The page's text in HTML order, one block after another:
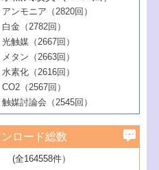
化触媒の開発
123回触媒討論会（2019年・大阪
級アルカンの有効利用のための触
119回触媒討論会（2017年・首都
京）
媒研究の最先端～とびたて若き研究
ち～（2）
媒研究の最先端～とびたて若き研究
～（3）
オニクス材料と燃料電池・電解合成
新の研究動向
117回触媒討論会（2016年・大阪府
）
アシェル構造の制御による触媒機能
業触媒およびその周辺技術の最近の
ノシート
第115回触媒討論会（2015年・成蹊大
向
工光合成に向けた近年のアプローチ
利用熱エネルギーの有効活用に貢献
触媒技術
リオキソメタレート
113回触媒討論会（2014年・ロワジ
テル豊橋）
ビングラジカル重合の最近の動向
然ガスの化学工業的展開に関する触
金属触媒の精密構造制御とその活用
イオマス化成品製造のための固体触
ノ空間─吸着状態解析から新機能開拓
111回触媒討論会（2013年・関西大
109回触媒討論会
金属低減技術の最新動向
金属代替技術の最新動向
触媒による物質変換反応の新展開
ラフェン
素を利用する化成品合成の新潮流
属学から見る合金触媒の新展開
107回触媒討論会
媒のその場観察法の進歩（１）
媒のその場観察法の進歩（２）
活性結合の触媒的活性化による有機
しい固体酸触媒技術
オライト合成における最近の進歩
（2010年）
媒の劣化対策と長寿命触媒開発
105回触媒討論会
ノ構造が拓く新機能
性サイトおよびその環境の精密な設
よる触媒の高機能化
媒を有効に使うための技術
機分子触媒による精密有機合成
素材料－熱い注目を集める材料－
103回触媒討論会
境浄化用光触媒の現状と課題
素社会の実現に向けた水素製造・貯
の進歩
2が関わる触媒・材料
（2008年）
媒化学と学会のこの10年，半世紀，
未来
101回触媒討論会
体を利用したユニークな表面構造の
機能
（2007年）
フッ素化合物の合成と触媒
99回触媒討論会
用的ファインケミカル合成プロセス
する触媒
（2006年）
体酸触媒の最近の進歩
97回触媒討論会
ビング重合触媒の最近の展開
近の触媒担体とその効果
95回触媒討論会
（2004年）
分酸化反応触媒の最前線
（2003年）
アンモニア（2820回）
白金（2782回）
光触媒（2667回）
メタン（2663回）
水素化（2616回）
CO2（2567回）
触媒討論会（2545回）
ンロード総数
(全164558件）